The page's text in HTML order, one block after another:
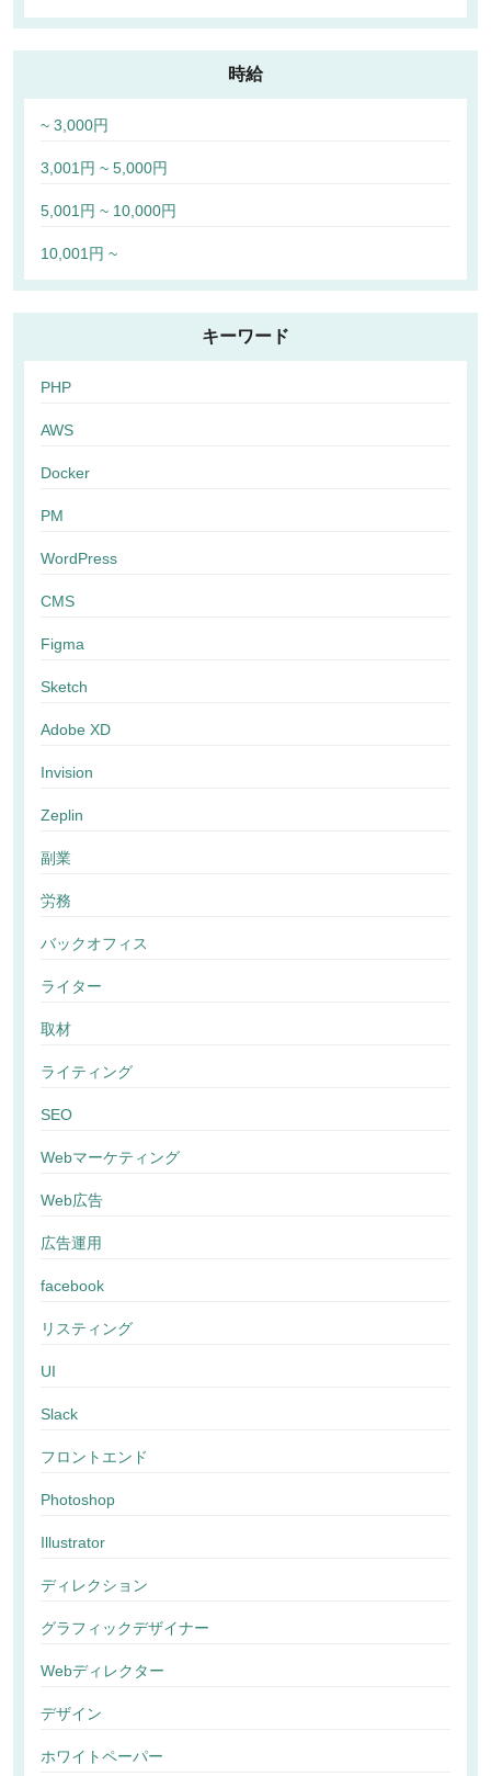
時給
~ 3,000円
3,001円 ~ 5,000円
5,001円 ~ 10,000円
10,001円 ~
キーワード
PHP
AWS
Docker
PM
WordPress
CMS
Figma
Sketch
Adobe XD
Invision
Zeplin
副業
労務
バックオフィス
ライター
取材
ライティング
SEO
Webマーケティング
Web広告
広告運用
facebook
リスティング
UI
Slack
フロントエンド
Photoshop
Illustrator
ディレクション
グラフィックデザイナー
Webディレクター
デザイン
ホワイトペーパー